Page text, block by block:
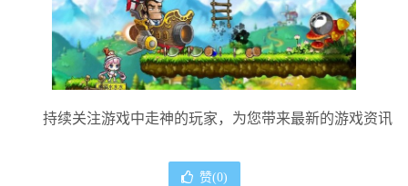
持续关注游戏中走神的玩家，为您带来最新的游戏资讯
赞(0)